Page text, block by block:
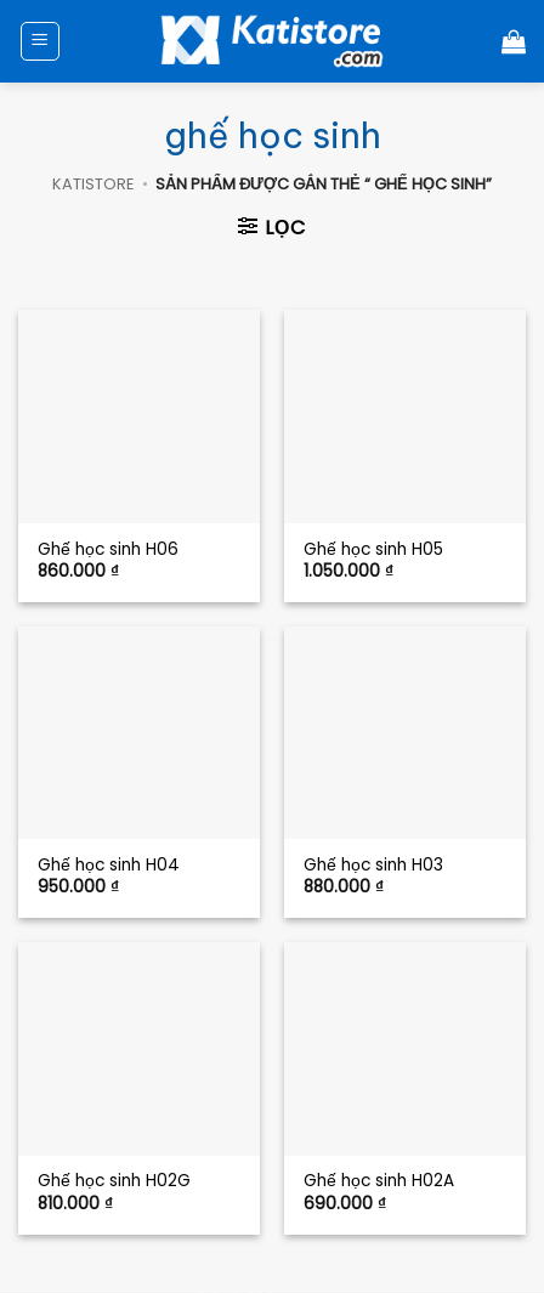
đến
ghế học sinh
KATISTORE • SẢN PHẨM ĐƯỢC GẮN THẺ “ GHẾ HỌC SINH”
LỌC
Ghế học sinh H06
860.000₫
Ghế học sinh H05
1.050.000₫
Ghế học sinh H04
950.000₫
Ghế học sinh H03
880.000₫
Ghế học sinh H02G
810.000₫
Ghế học sinh H02A
690.000₫